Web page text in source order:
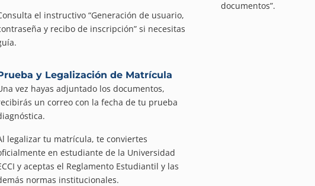
el instructivo “Generación de usuario,
y recibo de inscripción” si necesitas
documentos”.
y Legalización de Matrícula
vez hayas adjuntado los documentos,
un correo con la fecha de tu prueba
legalizar tu matrícula, te conviertes
en estudiante de la Universidad
y aceptas el Reglamento Estudiantil y las
normas institucionales.